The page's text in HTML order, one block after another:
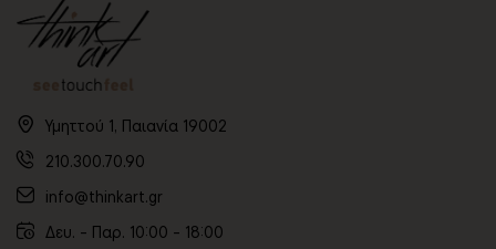
Υμηττού 1, Παιανία 19002
210.300.70.90
info@thinkart.gr
Δευ. - Παρ. 10:00 - 18:00